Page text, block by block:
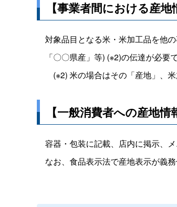
【事業者間における産地
対象品目となる米・米加工品を他
「〇〇県産」等) (※2)の伝達が必要で
(※2) 米の場合はその「産地」、
【一般消費者への産地情
容器・包装に記載、店内に掲示、
なお、食品表示法で産地表示が義